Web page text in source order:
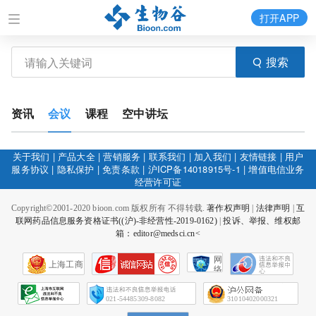
搜索
打开APP
资讯 会议 课程 空中讲坛
关于我们 | 产品大全|营销服务 | 联系我们 | 加入我们 | 友情链接 | 用户
服务协议 | 隐私保护 |免责条款 | 沪ICP备14018915号-1 |增值电信业务
经营许可证
Copyright©2001-2020 bioon.com 版权所有 不得转载.著作权声明 法律声明
互
联网药品信息服务资格证书((沪)-非经营性-2019-0162)|投诉、举报、维权邮
箱：editor@medsci.cn<
上海工商
网
络
会
征
021-54485309-8082 31010402000321